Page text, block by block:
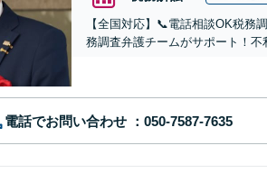
【全国対応】📞電話相談OK税務
務調査弁護チームがサポート！不
電話でお問い合わせ